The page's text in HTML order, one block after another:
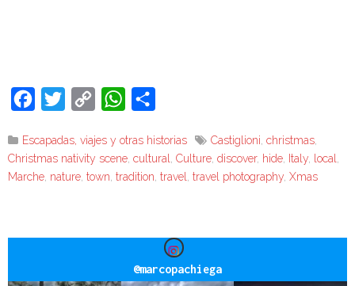
Facebook
Twitter Copy
WhatsApp
Escapadas, viajes y otras historias Castiglioni christmas
Christmas nativity scene cultural Culture discover, hide Italy local
Marche nature town tradition travel travel photography Xmas
@marcopachiega